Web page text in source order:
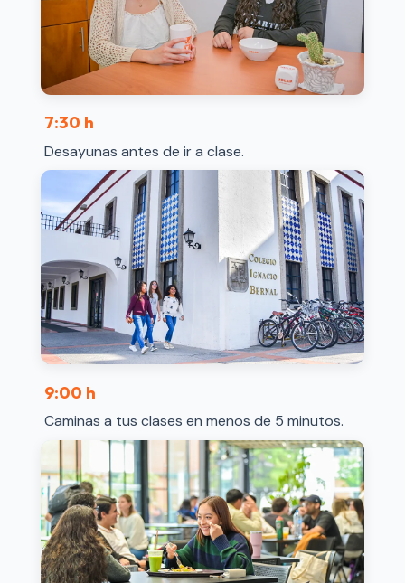
7:30 h
Desayunas antes de ir a clase.
9:00 h
Caminas a tus clases en menos de 5 minutos.